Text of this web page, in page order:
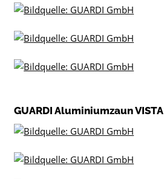
GUARDI Aluminiumzaun VISTA